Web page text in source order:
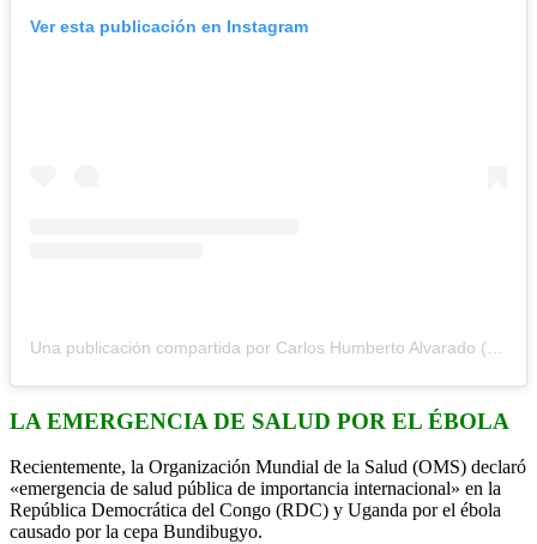
Ver esta publicación en Instagram
LA EMERGENCIA DE SALUD POR EL ÉBOLA
Recientemente, la Organización Mundial de la Salud (OMS) declaró
«emergencia de salud pública de importancia internacional» en la
República Democrática del Congo (RDC) y Uganda por el ébola
causado por la cepa Bundibugyo.